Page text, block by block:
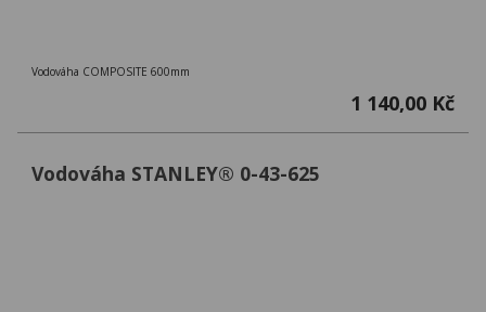
Vodováha COMPOSITE 600mm
1 140,00 Kč
Vodováha STANLEY® 0-43-625